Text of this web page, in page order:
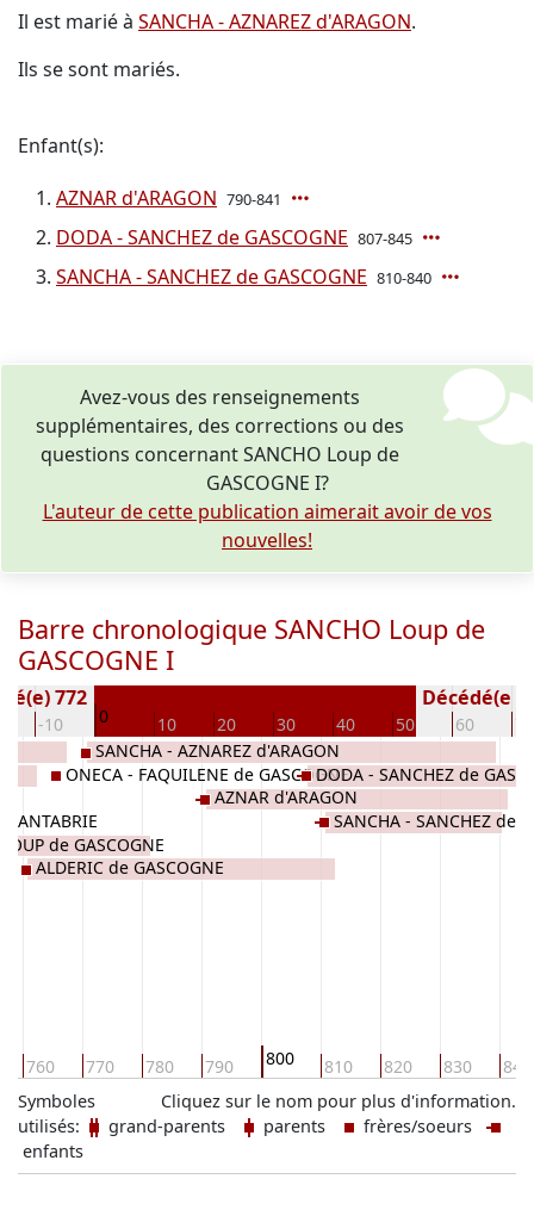
Il est marié à SANCHA - AZNAREZ d'ARAGON.
Ils se sont mariés.
Enfant(s):
AZNAR d'ARAGON 790-841
DODA - SANCHEZ de GASCOGNE 807-845
SANCHA - SANCHEZ de GASCOGNE 810-840
Avez-vous des renseignements
supplémentaires, des corrections ou des
questions concernant SANCHO Loup de
GASCOGNE I?
L'auteur de cette publication aimerait avoir de vos
nouvelles!
Barre chronologique SANCHO Loup de
GASCOGNE I
-10 0 10 20 30 40 50 60 70
Né(e) 772 Décédé(e /
760 770 780 790 800 810 820 830 840
de GASCOGNE
ALDERIC de GASCOGNE
ONECA - FAQUILENE de GASCOGNE
SANCHA - AZNAREZ d'ARAGON
AZNAR d'ARAGON
DODA - SANCHEZ de
SANCHA - SANCHEZ de
Cliquez sur le nom pour plus d'information.
Symboles
utilisés:
grand-parents parents
frères/soeurs
enfants